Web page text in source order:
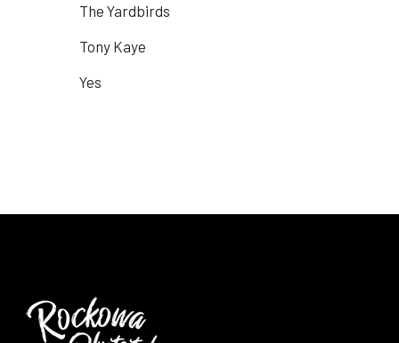
The Yardbirds
Tony Kaye
Yes